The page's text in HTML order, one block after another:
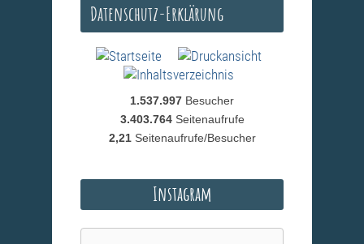
Datenschutz-Erklärung
1.537.997 Besucher
3.403.764 Seitenaufrufe
2,21 Seitenaufrufe/Besucher
Instagram